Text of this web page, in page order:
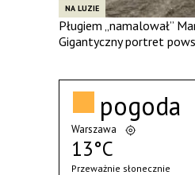
NA LUZIE
Pługiem „namalował”
Gigantyczny portret
pogoda
Warszawa
13°C
Przeważnie słonecznie